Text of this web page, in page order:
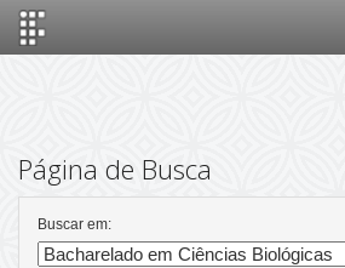
Página de Busca
Buscar em: